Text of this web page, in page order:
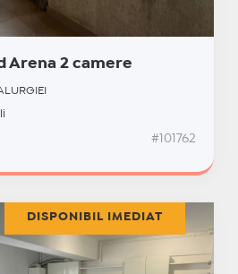
Arena 2 camere
#101762
DISPONIBIL IMEDIAT